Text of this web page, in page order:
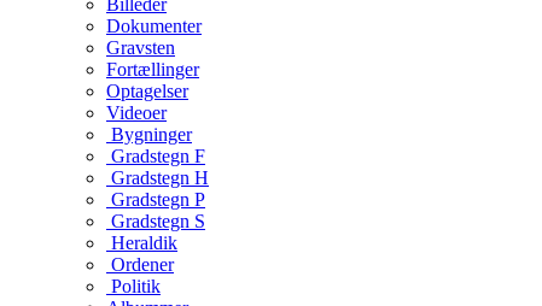
Billeder
Dokumenter
Gravsten
Fortællinger
Optagelser
Videoer
Bygninger
Gradstegn F
Gradstegn H
Gradstegn P
Gradstegn S
Heraldik
Ordener
Politik